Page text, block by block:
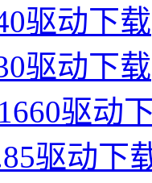
驱动下载
驱动下载
驱动
驱动下